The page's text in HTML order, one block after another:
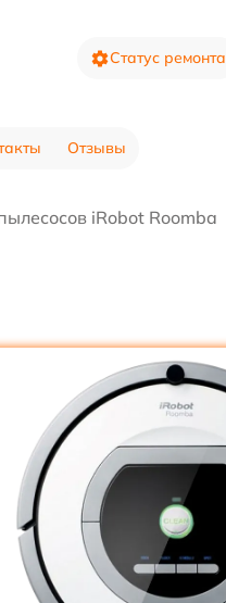
Статус ремонта
Отзывы
iRobot Roomba